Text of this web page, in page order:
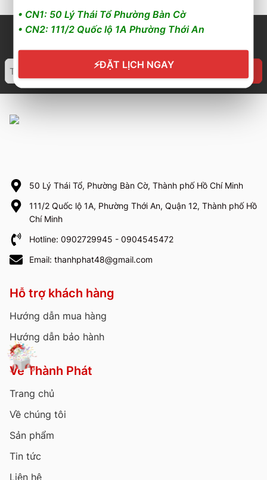
• CN1: 50 Lý Thái Tổ Phường Bàn Cờ
• CN2: 111/2 Quốc lộ 1A Phường Thới An
⚡ĐẶT LỊCH NGAY
50 Lý Thái Tổ, Phường Bàn Cờ, Thành phố Hồ Chí Minh
111/2 Quốc lộ 1A, Phường Thới An, Quận 12, Thành phố Hồ
Chí Minh
Hotline: 0902729945 - 0904545472
Email: thanhphat48@gmail.com
Hỗ trợ khách hàng
Hướng dẫn mua hàng
Hướng dẫn bảo hành
Về Thành Phát
Trang chủ
Về chúng tôi
Sản phẩm
Tin tức
Liên hệ